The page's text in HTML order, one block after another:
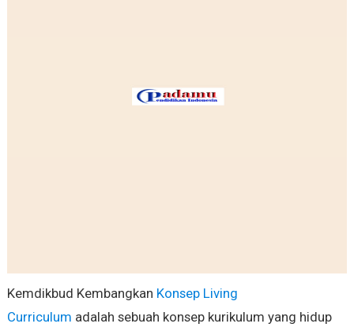
Kemdikbud Kembangkan Konsep Living
Curriculum adalah sebuah konsep kurikulum yang hidup